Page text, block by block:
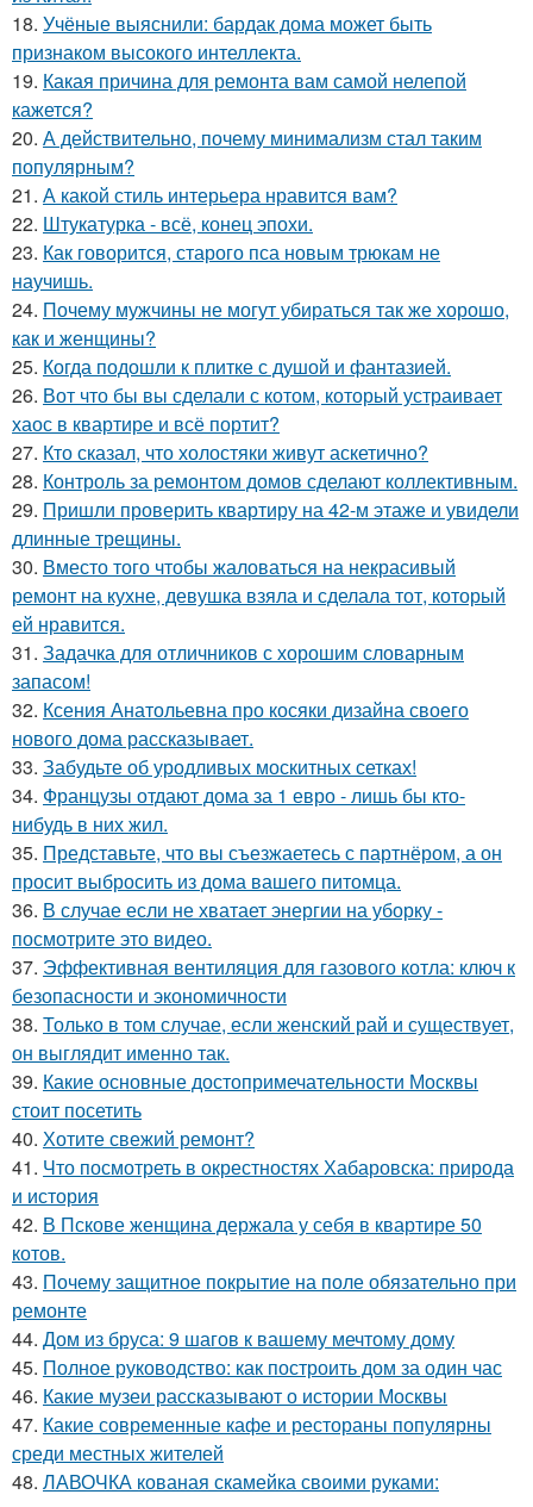
18. Учёные выяснили: бардак дома может быть
признаком высокого интеллекта.
19. Какая причина для ремонта вам самой нелепой
кажется?
20. А действительно, почему минимализм стал таким
популярным?
21. А какой стиль интерьера нравится вам?
22. Штукатурка - всё, конец эпохи.
23. Как говорится, старого пса новым трюкам не
научишь.
24. Почему мужчины не могут убираться так же хорошо,
как и женщины?
25. Когда подошли к плитке с душой и фантазией.
26. Вот что бы вы сделали с котом, который устраивает
хаос в квартире и всё портит?
27. Кто сказал, что холостяки живут аскетично?
28. Контроль за ремонтом домов сделают коллективным.
29. Пришли проверить квартиру на 42-м этаже и увидели
длинные трещины.
30. Вместо того чтобы жаловаться на некрасивый
ремонт на кухне, девушка взяла и сделала тот, который
ей нравится.
31. Задачка для отличников с хорошим словарным
запасом!
32. Ксения Анатольевна про косяки дизайна своего
нового дома рассказывает.
33. Забудьте об уродливых москитных сетках!
34. Французы отдают дома за 1 евро - лишь бы кто-
нибудь в них жил.
35. Представьте, что вы съезжаетесь с партнёром, а он
просит выбросить из дома вашего питомца.
36. В случае если не хватает энергии на уборку -
посмотрите это видео.
37. Эффективная вентиляция для газового котла: ключ к
безопасности и экономичности
38. Только в том случае, если женский рай и существует,
он выглядит именно так.
39. Какие основные достопримечательности Москвы
стоит посетить
40. Хотите свежий ремонт?
41. Что посмотреть в окрестностях Хабаровска: природа
и история
42. В Пскове женщина держала у себя в квартире 50
котов.
43. Почему защитное покрытие на поле обязательно при
ремонте
44. Дом из бруса: 9 шагов к вашему мечтому дому
45. Полное руководство: как построить дом за один час
46. Какие музеи рассказывают о истории Москвы
47. Какие современные кафе и рестораны популярны
среди местных жителей
48. ЛАВОЧКА кованая скамейка своими руками: